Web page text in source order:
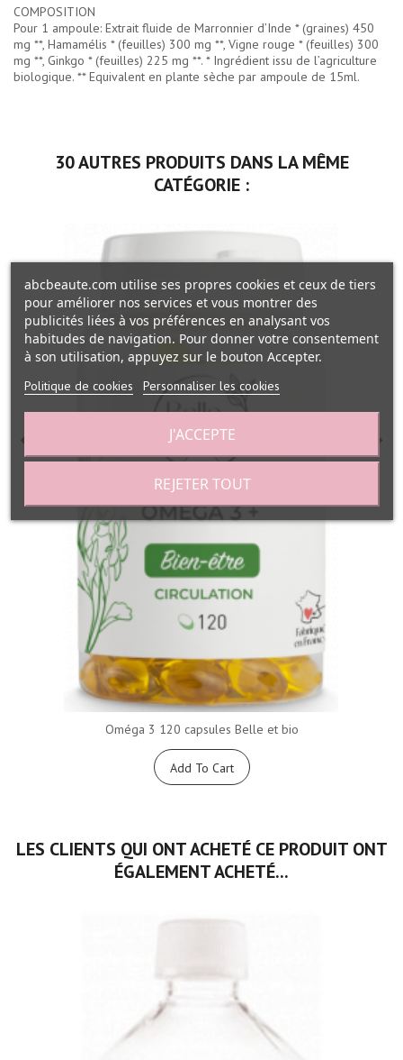
COMPOSITION
Pour 1 ampoule: Extrait fluide de Marronnier d’Inde * (graines) 450
mg **, Hamamélis * (feuilles) 300 mg **, Vigne rouge * (feuilles) 300
mg **, Ginkgo * (feuilles) 225 mg **. * Ingrédient issu de l’agriculture
biologique. ** Equivalent en plante sèche par ampoule de 15ml.
30 AUTRES PRODUITS DANS LA MÊME
CATÉGORIE :
Oméga 3 120 capsules Belle et bio
Add To Cart
LES CLIENTS QUI ONT ACHETÉ CE PRODUIT ONT
ÉGALEMENT ACHETÉ...
abcbeaute.com utilise ses propres cookies et ceux de tiers
pour améliorer nos services et vous montrer des
publicités liées à vos préférences en analysant vos
habitudes de navigation. Pour donner votre consentement
à son utilisation, appuyez sur le bouton Accepter.
Politique de cookies Personnaliser les cookies
REJETER TOUT
J'ACCEPTE